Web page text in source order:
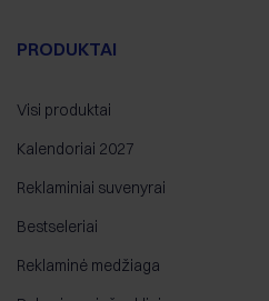
PRODUKTAI
Visi produktai
Kalendoriai 2027
Reklaminiai suvenyrai
Bestseleriai
Reklaminė medžiaga